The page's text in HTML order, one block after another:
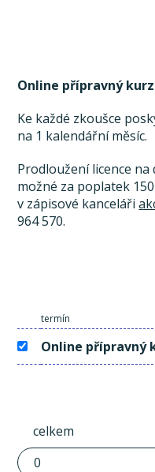
Online přípravný
Ke každé zkoušce
na 1 kalendářní měsíc.
Prodloužení licence na
možné za poplatek
v zápisové kanceláři
964 570.
termín
Online přípravný
celkem